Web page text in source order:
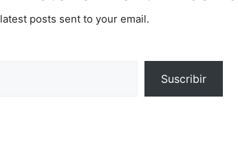
posts sent to your email.
Suscribir